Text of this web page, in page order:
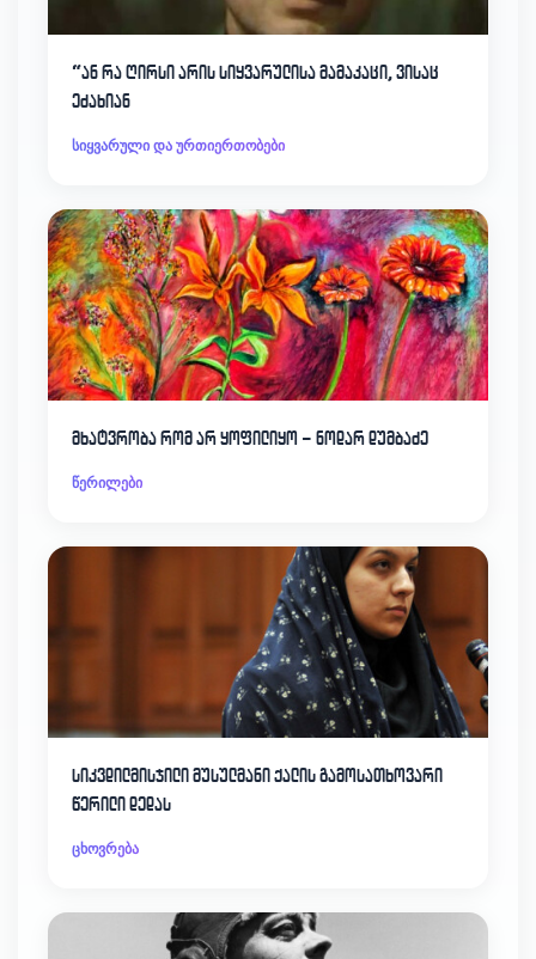
“ან რა ღირსი არის სიყვარულისა მამაკაცი, ვისაც
ეძახიან
სიყვარული და ურთიერთობები
მხატვრობა რომ არ ყოფილიყო – ნოდარ დუმბაძე
წერილები
სიკვდილმისჯილი მუსულმანი ქალის გამოსათხოვარი
წერილი დედას
ცხოვრება